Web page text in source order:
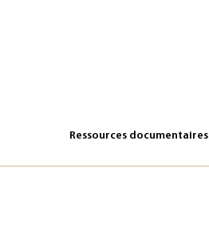
Ressources documentaires